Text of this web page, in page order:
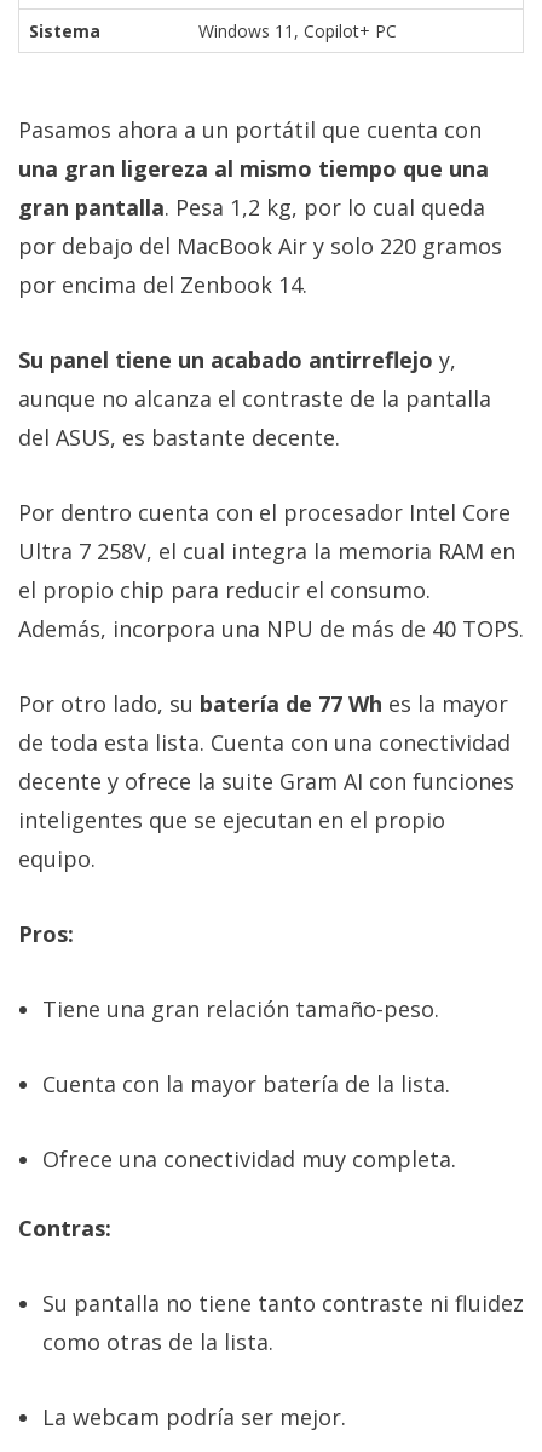
Sistema
Windows 11, Copilot+ PC
Pasamos ahora a un portátil que cuenta con
una gran ligereza al mismo tiempo que una
gran pantalla. Pesa 1,2 kg, por lo cual queda
por debajo del MacBook Air y solo 220 gramos
por encima del Zenbook 14.
Su panel tiene un acabado antirreflejo y,
aunque no alcanza el contraste de la pantalla
del ASUS, es bastante decente.
Por dentro cuenta con el procesador Intel Core
Ultra 7 258V, el cual integra la memoria RAM en
el propio chip para reducir el consumo.
Además, incorpora una NPU de más de 40 TOPS.
Por otro lado, su batería de 77 Wh es la mayor
de toda esta lista. Cuenta con una conectividad
decente y ofrece la suite Gram AI con funciones
inteligentes que se ejecutan en el propio
equipo.
Pros:
Tiene una gran relación tamaño-peso.
Cuenta con la mayor batería de la lista.
Ofrece una conectividad muy completa.
Contras:
Su pantalla no tiene tanto contraste ni fluidez
como otras de la lista.
La webcam podría ser mejor.